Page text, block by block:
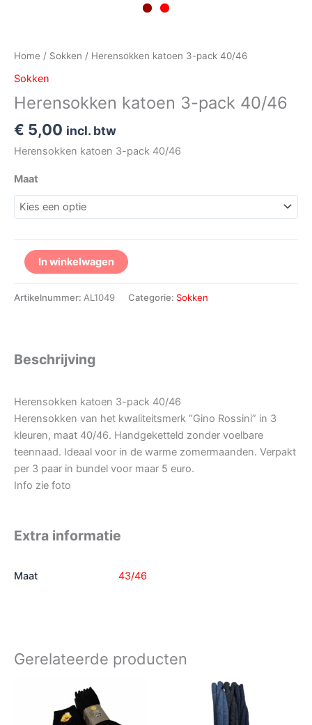
Home / Sokken / Herensokken katoen 3-pack 40/46
Sokken
Herensokken katoen 3-pack 40/46
€ 5,00 incl. btw
Herensokken katoen 3-pack 40/46
Maat
In winkelwagen
Artikelnummer: AL1049 Categorie: Sokken
Beschrijving
Herensokken katoen 3-pack 40/46
Herensokken van het kwaliteitsmerk “Gino Rossini” in 3
kleuren, maat 40/46. Handgeketteld zonder voelbare
teennaad. Ideaal voor in de warme zomermaanden. Verpakt
per 3 paar in bundel voor maar 5 euro.
Info zie foto
Extra informatie
Maat 43/46
Gerelateerde producten